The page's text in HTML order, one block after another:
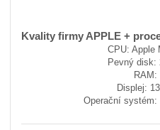
Kvality firmy APPLE +
CPU: Apple
Pevný disk:
RAM:
Displej:
Operační systém: